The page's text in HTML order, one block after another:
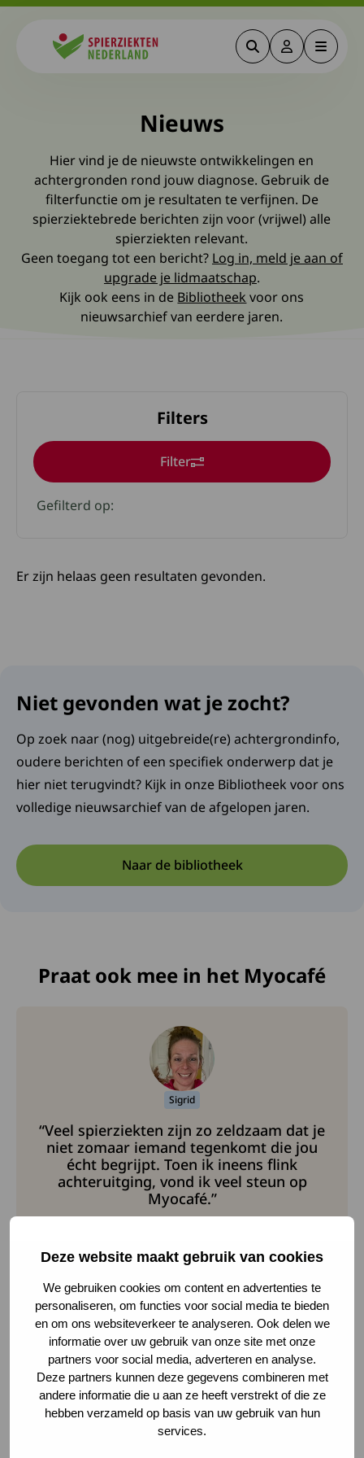
Deze website maakt gebruik van cookies
We gebruiken cookies om content en advertenties te
personaliseren, om functies voor social media te bieden
en om ons websiteverkeer te analyseren. Ook delen we
informatie over uw gebruik van onze site met onze
partners voor social media, adverteren en analyse.
Deze partners kunnen deze gegevens combineren met
andere informatie die u aan ze heeft verstrekt of die ze
hebben verzameld op basis van uw gebruik van hun
services.
ZoekenDeze link
Menu
Nieuws
Hier vind je de nieuwste ontwikkelingen en
achtergronden rond jouw diagnose. Gebruik de
filterfunctie om je resultaten te verfijnen. De
spierziektebrede berichten zijn voor (vrijwel) alle
spierziekten relevant.
Geen toegang tot een bericht? Log in, meld je aan of
upgrade je lidmaatschap.
Kijk ook eens in de Bibliotheek voor ons
nieuwsarchief van eerdere jaren.
Filters
Filter
Klik op een geselecteerde om deze te verwijderen
Gefilterd op:
Er zijn helaas geen resultaten gevonden.
Niet gevonden wat je zocht?
Op zoek naar (nog) uitgebreide(re) achtergrondinfo,
oudere berichten of een specifiek onderwerp dat je
hier niet terugvindt? Kijk in onze Bibliotheek voor ons
volledige nieuwsarchief van de afgelopen jaren.
Naar de bibliotheek
Praat ook mee in het Myocafé
Sigrid
“Veel spierziekten zijn zo zeldzaam dat je
niet zomaar iemand tegenkomt die jou
écht begrijpt. Toen ik ineens flink
achteruitging, vond ik veel steun op
Myocafé.”
Naar het spierziektekanaal
Naar het kanaal voor leden
Deze link gaat naar een
Voordelen voor leden van
Spierziekten Nederland